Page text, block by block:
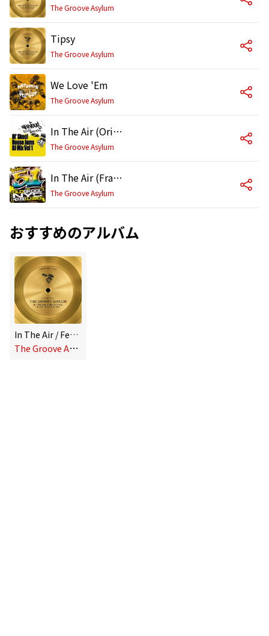
The Groove Asylum
Tipsy
The Groove Asylum
We Love 'Em
The Groove Asylum
In The Air (Original Mix)
The Groove Asylum
In The Air (Frankie Feliciano Club Mix)
The Groove Asylum
おすすめのアルバム
In The Air / Feels Good / Tipsy / We Love 'Em
T
he Groove Asylum